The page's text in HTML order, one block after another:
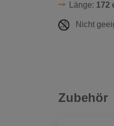
Länge: 172
Nicht
Zubehör